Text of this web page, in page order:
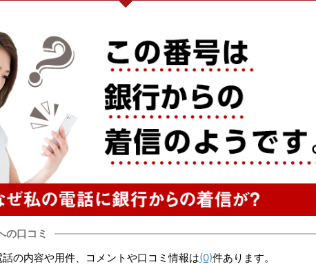
口コミ
の内容や用件、コメントや口コミ情報は(0)件あります。